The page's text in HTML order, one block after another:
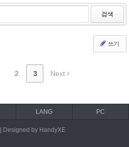
검색
쓰기
2 3 Next
LANG PC
Designed by HandyXE